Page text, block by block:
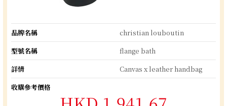
品牌名稱
christian louboutin
型號名稱
flange bath
詳情
Canvas x leather handbag
收購參考價格